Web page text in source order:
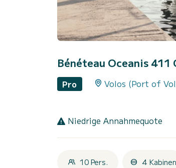
Bénéteau Oceanis
Pro Volos (Port of
Niedrige Annahmequote
10 Pers. 4 Kabinen